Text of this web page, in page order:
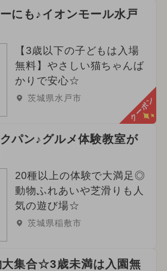
ント
ント
ント
ント
ント
ント
ント
ベント
日・市民の日
ント
にも♪イオンモール水戸
【3歳以下の子どもは入場
無料】やさしい猫ちゃんば
かりで安心☆
茨城県水戸市 クーポン
パン♪グルメ体験教室が
20種以上の体験で大満足◎
動物ふれあいや芝滑りも人
気の遊び場☆
茨城県稲敷市
集合☆3歳未満は入園無